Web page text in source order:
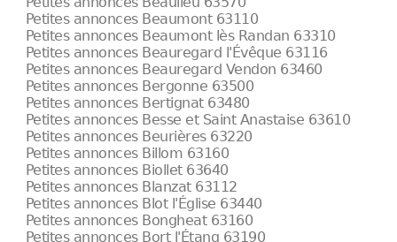
Petites annonces Beaumont 63110
Petites annonces Beaumont lès Randan 63310
Petites annonces Beauregard l'Évêque 63116
Petites annonces Beauregard Vendon 63460
Petites annonces Bergonne 63500
Petites annonces Bertignat 63480
Petites annonces Besse et Saint Anastaise 63610
Petites annonces Beurières 63220
Petites annonces Billom 63160
Petites annonces Biollet 63640
Petites annonces Blanzat 63112
Petites annonces Blot l'Église 63440
Petites annonces Bongheat 63160
Petites annonces Bort l'Étang 63190